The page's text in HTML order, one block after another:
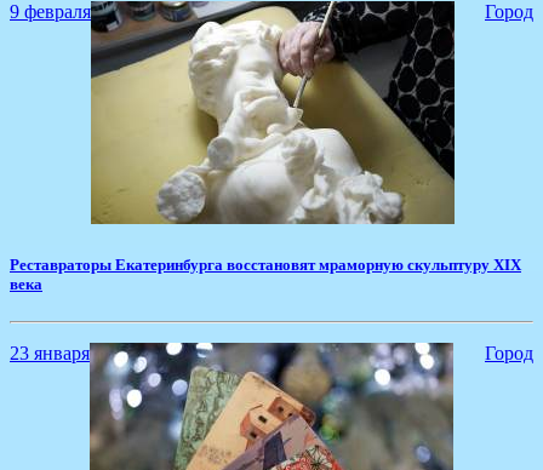
9 февраля Город
Реставраторы Екатеринбурга восстановят мраморную скульптуру XIX
века
23 января Город